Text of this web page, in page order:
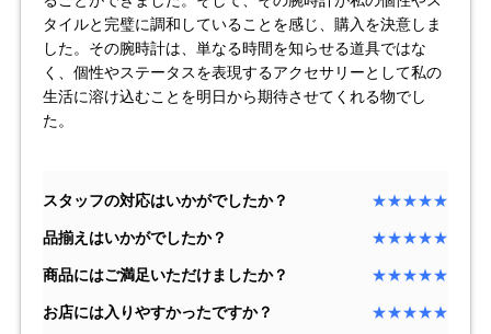
ヴァシュロン
コンスタンタン
チューダー パネライ
新品 未使用品
中古品 アンティーク品
タイルと完璧に調和していることを感じ、購入を決意しま
した。その腕時計は、単なる時間を知らせる道具ではな
く、個性やステータスを表現するアクセサリーとして私の
生活に溶け込むことを明日から期待させてくれる物でし
た。
スタッフの対応はいかがでしたか？ ★★★★★
品揃えはいかがでしたか？ ★★★★★
商品にはご満足いただけましたか？ ★★★★★
お店には入りやすかったですか？ ★★★★★